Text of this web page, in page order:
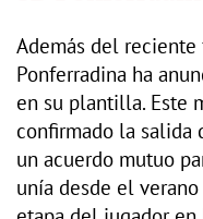
Además del
Ponferradina ha
en su plantilla. Este
confirmado la salida
un acuerdo mutuo
unía desde el